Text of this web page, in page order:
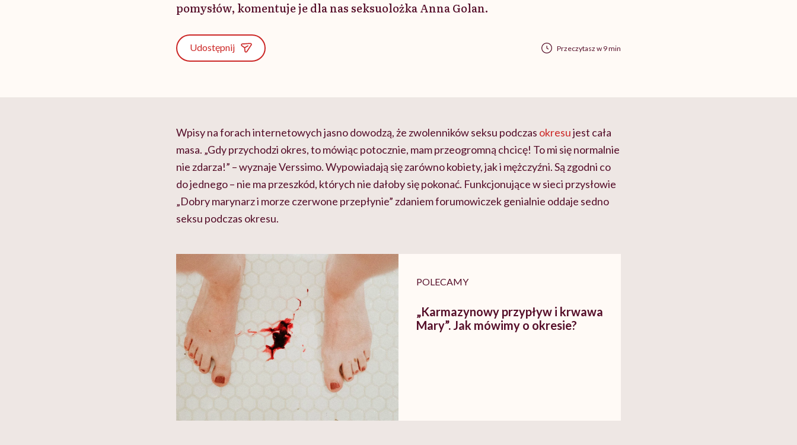
pomysłów, komentuje je dla nas seksuolożka Anna Golan.
Udostępnij Przeczytasz w 9 min
Wpisy na forach internetowych jasno dowodzą, że zwolenników seksu podczas okresujest cała
masa. „Gdy przychodzi okres, to mówiąc potocznie, mam przeogromną chcicę! To mi się normalnie
nie zdarza!” – wyznaje Verssimo. Wypowiadają się zarówno kobiety, jak i mężczyźni. Są zgodni co
do jednego – nie ma przeszkód, których nie dałoby się pokonać. Funkcjonujące w sieci przysłowie
„Dobry marynarz i morze czerwone przepłynie” zdaniem forumowiczek genialnie oddaje sedno
seksu podczas okresu.
POLECAMY
„Karmazynowy przypływ i krwawa
Mary”. Jak mówimy o okresie?